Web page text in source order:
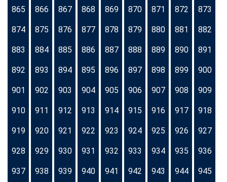
865 866 867 868 869 870 871 872 873
874 875 876 877 878 879 880 881 882
883 884 885 886 887 888 889 890 891
892 893 894 895 896 897 898 899 900
901 902 903 904 905 906 907 908 909
910 911 912 913 914 915 916 917 918
919 920 921 922 923 924 925 926 927
928 929 930 931 932 933 934 935 936
937 938 939 940 941 942 943 944 945